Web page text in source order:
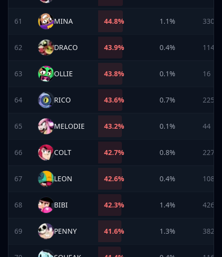
61 MINA 44.8% 1.1% 330
62 DRACO 43.9% 0.4% 114
63 OLLIE 43.8% 0.1% 16
64 RICO 43.6% 0.7% 225
65 MELODIE 43.2% 0.1% 44
66 COLT 42.7% 0.8% 227
67 LEON 42.6% 0.4% 108
68 BIBI 42.3% 1.4% 426
69 PENNY 41.6% 1.3% 382